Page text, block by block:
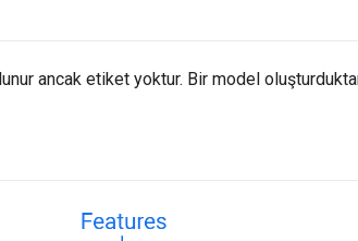
ancak etiket yoktur. Bir model